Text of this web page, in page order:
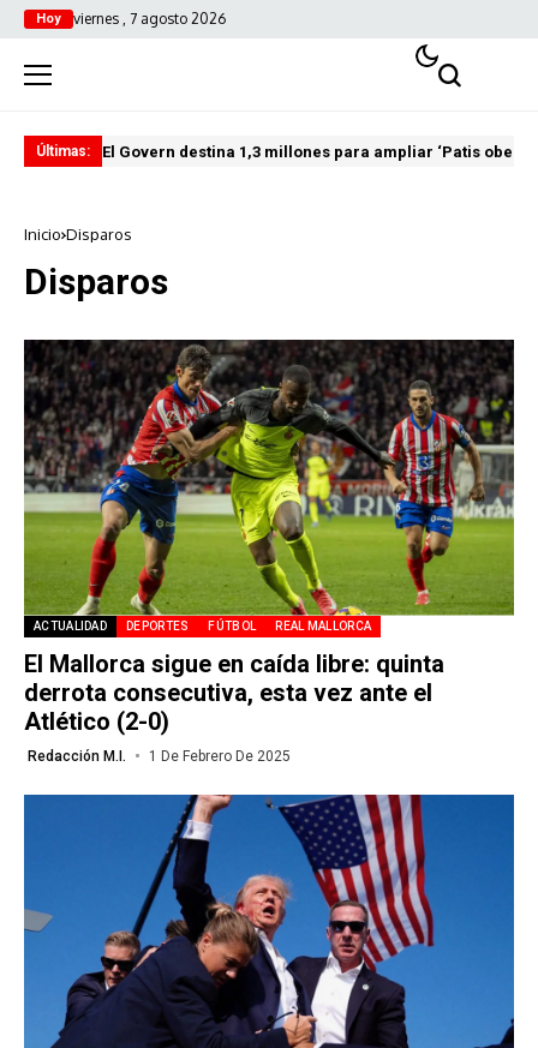
Hoy viernes , 7 agosto 2026
Últimas: El Govern destina 1,3 millones para ampliar ‘Patis
Inicio Disparos
Disparos
ACTUALIDAD DEPORTES FÚTBOL REAL MALLORCA
El Mallorca sigue en caída libre: quinta
derrota consecutiva, esta vez ante el
Atlético (2-0)
Redacción M.I. 1 De Febrero De 2025